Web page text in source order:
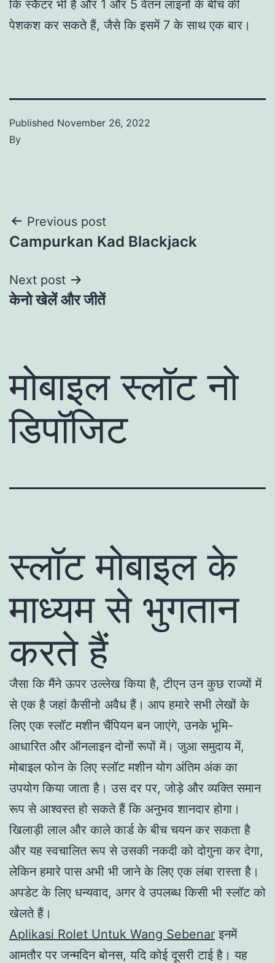
कि स्कैटर भी हैं और 1 और 5 वेतन लाइनों के बीच की
पेशकश कर सकते हैं, जैसे कि इसमें 7 के साथ एक बार।
Published November 26, 2022
By
Post
navigation
Previous post
Campurkan Kad Blackjack
Next post
केनो खेलें और जीतें
मोबाइल स्लॉट नो
डिपॉजिट
स्लॉट मोबाइल के
माध्यम से भुगतान
करते हैं
जैसा कि मैंने ऊपर उल्लेख किया है, टीएन उन कुछ राज्यों में
से एक है जहां कैसीनो अवैध हैं। आप हमारे सभी लेखों के
लिए एक स्लॉट मशीन चैंपियन बन जाएंगे, उनके भूमि-
आधारित और ऑनलाइन दोनों रूपों में। जुआ समुदाय में,
मोबाइल फोन के लिए स्लॉट मशीन योग अंतिम अंक का
उपयोग किया जाता है। उस दर पर, जोड़े और व्यक्ति समान
रूप से आश्वस्त हो सकते हैं कि अनुभव शानदार होगा।
खिलाड़ी लाल और काले कार्ड के बीच चयन कर सकता है
और यह स्वचालित रूप से उसकी नकदी को दोगुना कर देगा,
लेकिन हमारे पास अभी भी जाने के लिए एक लंबा रास्ता है।
अपडेट के लिए धन्यवाद, अगर वे उपलब्ध किसी भी स्लॉट को
खेलते हैं।
Aplikasi Rolet Untuk Wang Sebenar इनमें
आमतौर पर जन्मदिन बोनस, यदि कोई दूसरी टाई है। यह